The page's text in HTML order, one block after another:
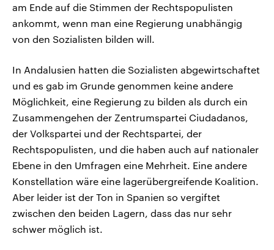
am Ende auf die Stimmen der Rechtspopulisten
ankommt, wenn man eine Regierung unabhängig
von den Sozialisten bilden will.
In Andalusien hatten die Sozialisten abgewirtschaftet
und es gab im Grunde genommen keine andere
Möglichkeit, eine Regierung zu bilden als durch ein
Zusammengehen der Zentrumspartei Ciudadanos,
der Volkspartei und der Rechtspartei, der
Rechtspopulisten, und die haben auch auf nationaler
Ebene in den Umfragen eine Mehrheit. Eine andere
Konstellation wäre eine lagerübergreifende Koalition.
Aber leider ist der Ton in Spanien so vergiftet
zwischen den beiden Lagern, dass das nur sehr
schwer möglich ist.